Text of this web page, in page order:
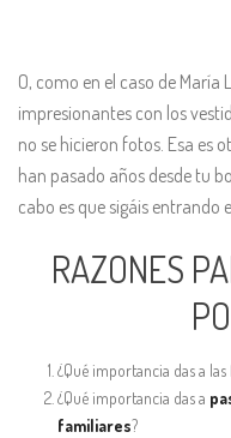
O, como en el caso de María
impresionantes con los
no se hicieron fotos. Esa es
han pasado años desde tu
cabo es que sigáis entrando
RAZONES
¿Qué importancia das a las
¿Qué importancia das a
familiares?